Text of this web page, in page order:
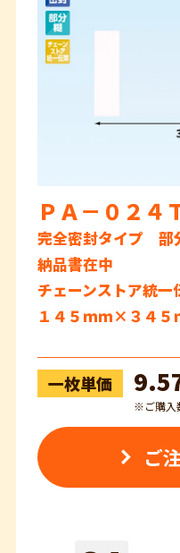
ＰＡ－０２４
完全密封タイプ
納品書在中
チェーンストア統一
１４５ｍｍ×３４５
一枚単価
※ご購入
ご